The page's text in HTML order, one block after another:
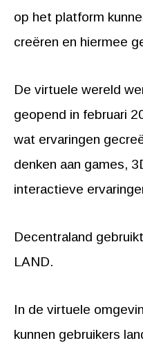
op het platform
creëren en hiermee
De virtuele wereld
geopend in februari
wat ervaringen
denken aan games,
interactieve
Decentraland
LAND.
In de virtuele
kunnen gebruikers